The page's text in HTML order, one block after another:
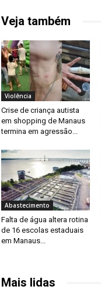
Veja também
Violência
Crise de criança autista
em shopping de Manaus
termina em agressão...
Abastecimento
Falta de água altera rotina
de 16 escolas estaduais
em Manaus...
Mais lidas